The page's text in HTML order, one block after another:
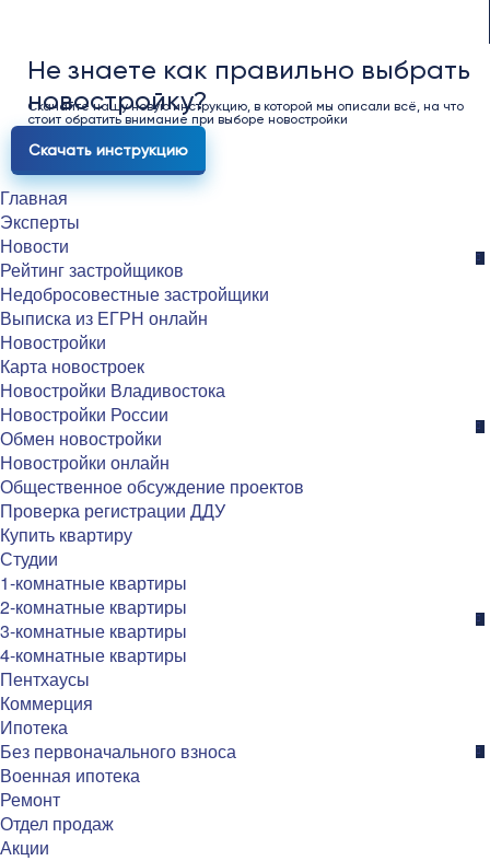
Не знаете как правильно выбрать
новостройку?
Скачайте нашу новую инструкцию, в которой мы описали всё, на что
стоит обратить внимание при выборе новостройки
Скачать инструкцию
Главная
Эксперты
Новости
Рейтинг застройщиков
Недобросовестные застройщики
Выписка из ЕГРН онлайн
Новостройки
Карта новостроек
Новостройки Владивостока
Новостройки России
Обмен новостройки
Новостройки онлайн
Общественное обсуждение проектов
Проверка регистрации ДДУ
Купить квартиру
Студии
1-комнатные квартиры
2-комнатные квартиры
3-комнатные квартиры
4-комнатные квартиры
Пентхаусы
Коммерция
Ипотека
Без первоначального взноса
Военная ипотека
Ремонт
Отдел продаж
Акции